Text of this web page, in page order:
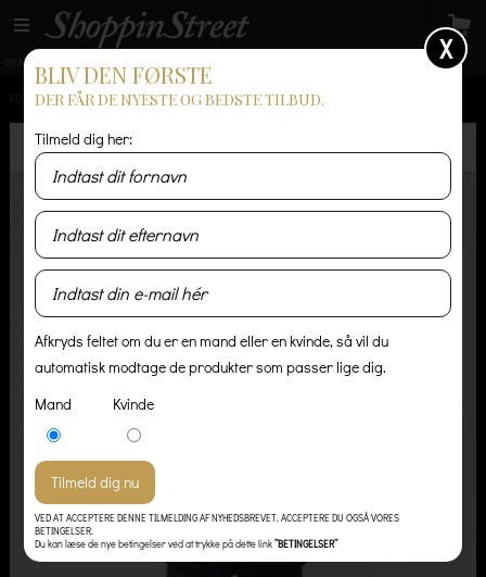
GRATIS LEVERING
FORSIDE / HERRE / JAKKER OG FRAKKER / SUIT SYLVESTER Q5091 NAVY
X
BLIV DEN FØRSTE
DER FÅR DE NYESTE OG BEDSTE TILBUD.
Tilmeld dig her:
Afkryds feltet om du er en mand eller en kvinde, så vil du
automatisk modtage de produkter som passer lige dig.
Mand
Kvinde
VED AT ACCEPTERE DENNE TILMELDING AF NYHEDSBREVET, ACCEPTERE DU OGSÅ VORES
BETINGELSER.
Du kan læse de nye betingelser ved at trykke på dette link”BETINGELSER”